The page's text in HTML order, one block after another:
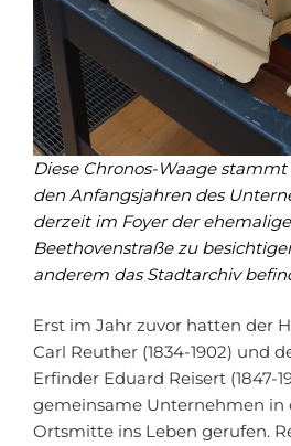
Diese Chronos-Waage stammt
den Anfangsjahren des
derzeit im Foyer der
Beethovenstraße zu
anderem das Stadtarchiv
Erst im Jahr zuvor hatten der
Carl Reuther (1834-1902) und
Erfinder Eduard Reisert (1847-
gemeinsame Unternehmen in
Ortsmitte ins Leben gerufen.